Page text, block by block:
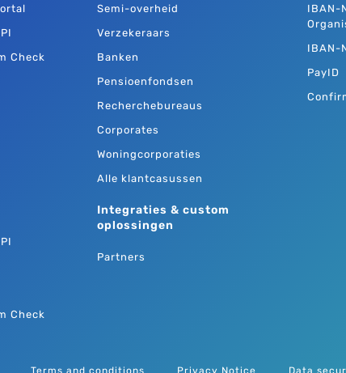
Check
Check
Semi-overheid
Verzekeraars
Banken
Pensioenfondsen
Recherchebureaus
Corporates
Woningcorporaties
Alle klantcasussen
Integraties & custom
oplossingen
Partners
IBAN-
IBAN-
PayID